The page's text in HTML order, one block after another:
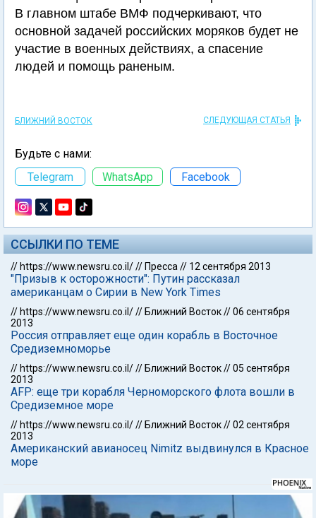
В главном штабе ВМФ подчеркивают, что
основной задачей российских моряков будет не
участие в военных действиях, а спасение
людей и помощь раненым.
БЛИЖНИЙ ВОСТОК СЛЕДУЮЩАЯ СТАТЬЯ
Будьте с нами:
Telegram
WhatsApp Facebook
ССЫЛКИ ПО ТЕМЕ
// https://www.newsru.co.il/// Пресса // 12 сентября 2013
"Призыв к осторожности": Путин рассказал
американцам о Сирии в New York Times
// https://www.newsru.co.il/// Ближний Восток//06 сентября
2013
Россия отправляет еще один корабль в Восточное
Средиземноморье
// https://www.newsru.co.il/// Ближний Восток//05 сентября
2013
AFP: еще три корабля Черноморского флота вошли в
Средиземное море
// https://www.newsru.co.il/// Ближний Восток//02 сентября
2013
Американский авианосец Nimitz выдвинулся в Красное
море